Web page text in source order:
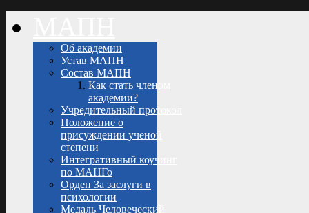
Об академии
Устав МАПН
Состав МАПН
Как стать членом
академии?
Учредительный протокол
Положение о
присуждении ученой
степени
Интегративный коучинг
по МАНГо
Орден За заслуги в
психологии
Медаль Человеческий